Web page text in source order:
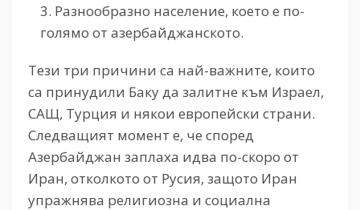
Разнообразно население, което е по-
голямо от азербайджанското.
Тези три причини са най-важните, които
са принудили Баку да залитне към Израел,
САЩ, Турция и някои европейски страни.
Следващият момент е, че според
Азербайджан заплаха идва по-скоро от
Иран, отколкото от Русия, защото Иран
упражнява религиозна и социална